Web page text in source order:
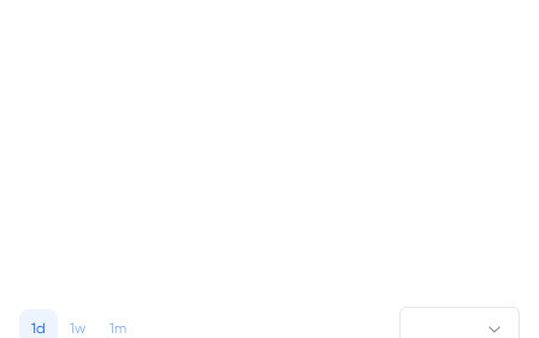
1d 1w 1m